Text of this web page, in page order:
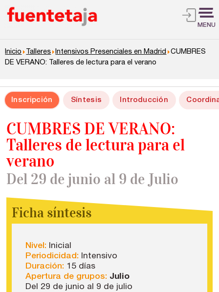
MENU
Inicio Talleres Intensivos Presenciales en Madrid
CUMBRES
DE VERANO: Talleres de lectura para el verano
Inscripción Síntesis Introducción
CUMBRES DE VERANO:
Talleres de lectura para el
verano
Del 29 de junio al 9 de Julio
Ficha síntesis
Nivel: Inicial
Periodicidad: Intensivo
Duración: 15 días
Apertura de grupos: Julio
Del 29 de junio al 9 de julio